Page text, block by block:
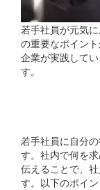
若手社員が元気
の重要なポイン
企業が実践して
す。
若手社員に自分
す。社内で何を
伝えることで、
す。以下のポイン